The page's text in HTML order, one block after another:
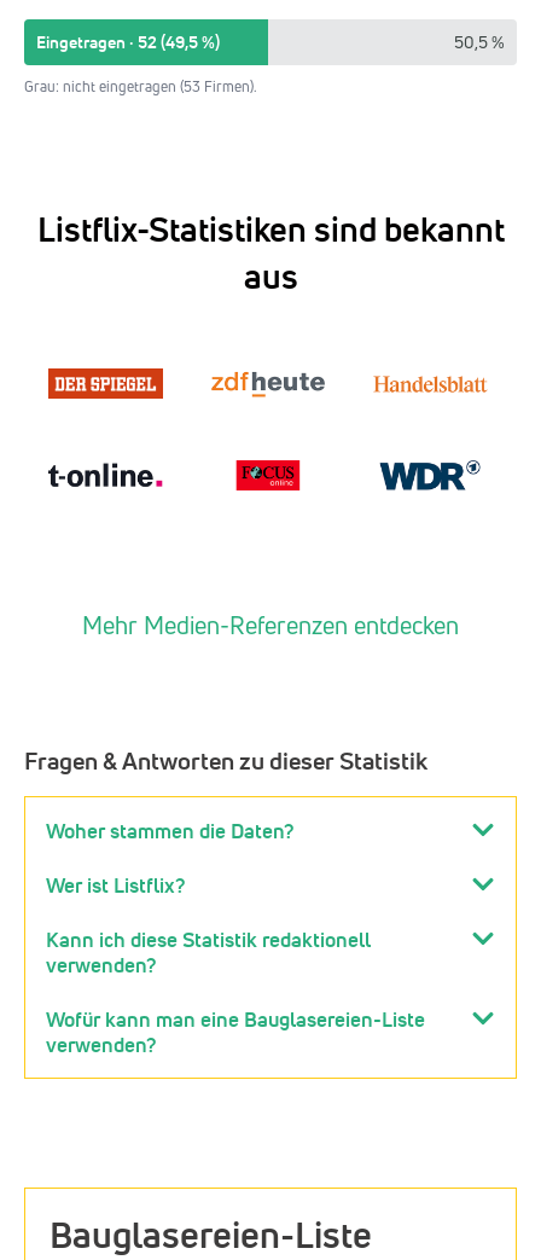
Eingetragen · 52 (49,5 %) 50,5 %
Grau: nicht eingetragen (53 Firmen).
Listflix-Statistiken sind bekannt
aus
Mehr Medien-Referenzen entdecken
Fragen & Antworten zu dieser Statistik
Woher stammen die Daten?
Wer ist Listflix?
Kann ich diese Statistik redaktionell
verwenden?
Wofür kann man eine Bauglasereien-Liste
verwenden?
Bauglasereien-Liste